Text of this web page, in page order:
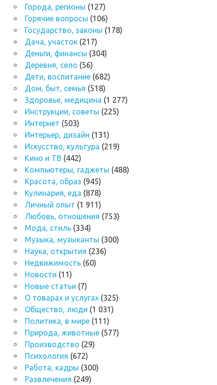
Города, регионы (127)
Горячие вопросы (106)
Государство, законы (178)
Дача, участок(217)
Деньги, финансы (304)
Деревня, село (56)
Дети, воспитание(682)
Дом, быт, семья (518)
Здоровье, медицина (1 277)
Инструкции, советы (225)
Интернет (503)
Интерьер, дизайн (131)
Искусство, культура (219)
Кино и ТВ (442)
Компьютеры, гаджеты (488)
Красота, образ (945)
Кулинария, еда (878)
Личный опыт (1 911)
Любовь, отношения (753)
Мода, стиль(334)
Музыка, музыканты (300)
Наука, открытия (236)
Недвижимость(60)
Новости (11)
Новые статьи (7)
О товарах и услугах(325)
Общество, люди (1 031)
Политика, в мире(111)
Природа, животные(577)
Производство (29)
Психология (672)
Работа, кадры (300)
Развлечения (249)